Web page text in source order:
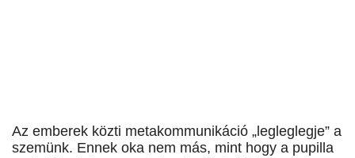
Az emberek közti metakommunikáció „legleglegje” a
szemünk. Ennek oka nem más, mint hogy a pupilla